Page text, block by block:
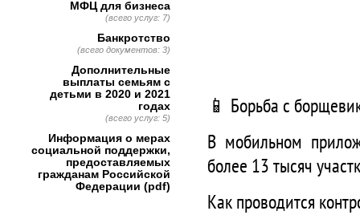
📱 Борьба с
В мобильном
более 13 тысяч
Как проводится
МФЦ для бизнеса
(всего услуг: 7)
Банкротство
(всего документов: 3)
Дополнительные
выплаты семьям с
детьми в 2020 и 2021
годах
(всего услуг: 5)
Информация о мерах
социальной поддержки,
предоставляемых
гражданам Российской
Федерации (pdf)